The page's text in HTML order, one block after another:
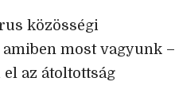
közösségi
amiben most vagyunk –
az átoltottság